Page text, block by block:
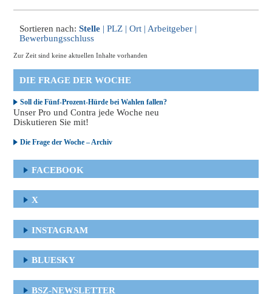
Sortieren nach:Stelle |PLZ |Ort | Arbeitgeber |
Bewerbungsschluss
Zur Zeit sind keine aktuellen Inhalte vorhanden
DIE FRAGE DER WOCHE
Soll die Fünf-Prozent-Hürde bei Wahlen fallen?
Unser Pro und Contra jede Woche neu
Diskutieren Sie mit!
Die Frage der Woche – Archiv
FACEBOOK
X
INSTAGRAM
BLUESKY
BSZ-NEWSLETTER